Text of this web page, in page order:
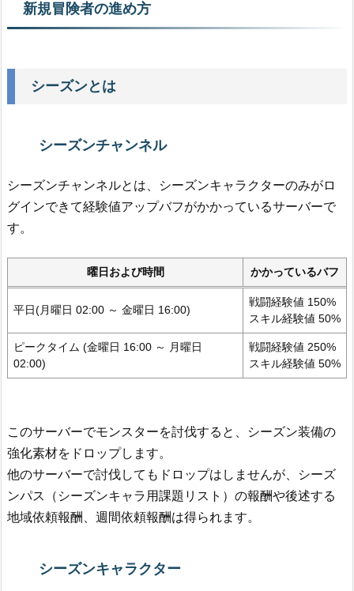
新規冒険者の進め方
シーズンとは
シーズンチャンネル
シーズンチャンネルとは、シーズンキャラクターのみがロ
グインできて経験値アップバフがかかっているサーバーで
す。
曜日および時間 かかっているバフ
平日(月曜日 02:00 ～ 金曜日 16:00)
戦闘経験値 150%
スキル経験値 50%
ピークタイム (金曜日 16:00 ～ 月曜日
02:00)
戦闘経験値 250%
スキル経験値 50%
このサーバーでモンスターを討伐すると、シーズン装備の
強化素材をドロップします。
他のサーバーで討伐してもドロップはしませんが、シーズ
ンパス（シーズンキャラ用課題リスト）の報酬や後述する
地域依頼報酬、週間依頼報酬は得られます。
シーズンキャラクター